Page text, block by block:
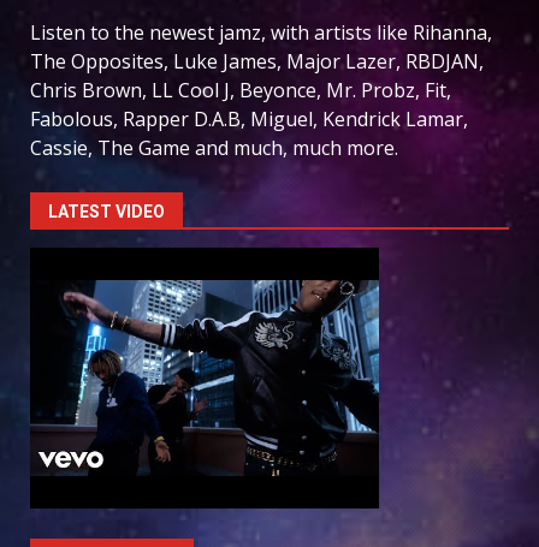
Listen to the newest jamz, with artists like Rihanna,
The Opposites, Luke James, Major Lazer, RBDJAN,
Chris Brown, LL Cool J, Beyonce, Mr. Probz, Fit,
Fabolous, Rapper D.A.B, Miguel, Kendrick Lamar,
Cassie, The Game and much, much more.
LATEST VIDEO